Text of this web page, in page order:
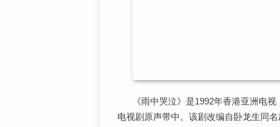
《雨中哭泣》是1992年香港亚洲电
电视剧原声带中。该剧改编自卧龙生同